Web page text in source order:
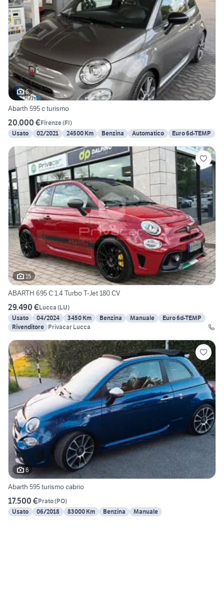
6
Abarth 595 c turismo
20.000 €Firenze(FI)
Usato
02/2021 24500 Km Benzina Automatico Euro 6d-TEMP
15
ABARTH 695 C 1.4 Turbo T-Jet 180 CV
29.490 €Lucca (LU)
Usato
04/2024 3450 Km Benzina Manuale
Euro 6d-TEMP
Rivenditore Privacar Lucca
6
Abarth 595 turismo cabrio
17.500 €Prato(PO)
Usato
06/2018 83000 Km Benzina Manuale